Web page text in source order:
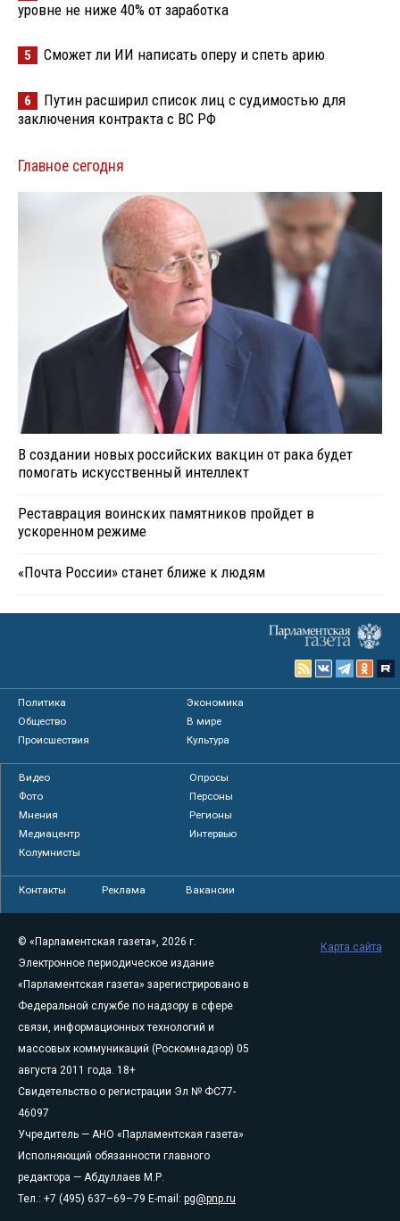
уровне не ниже 40% от заработка
5 Сможет ли ИИ написать оперу и спеть арию
6
Путин расширил список лиц с судимостью для
заключения контракта с ВС РФ
Главное сегодня
В создании новых российских вакцин от рака будет
помогать искусственный интеллект
Реставрация воинских памятников пройдет в
ускоренном режиме
«Почта России» станет ближе к людям
Политика
Экономика
Общество
В мире
Происшествия
Культура
Видео
Опросы
Фото
Персоны
Мнения
Регионы
Медиацентр
Интервью
Колумнисты
Контакты Реклама Вакансии
© «Парламентская газета», 2026 г.
Электронное периодическое издание
«Парламентская газета» зарегистрировано в
Федеральной службе по надзору в сфере
связи, информационных технологий и
массовых коммуникаций (Роскомнадзор) 05
августа 2011 года. 18+
Свидетельство о регистрации Эл № ФС77-
46097
Учредитель — АНО «Парламентская газета»
Исполняющий обязанности главного
редактора — Абдуллаев М.Р.
Тел.: +7 (495) 637–69–79 E-mail: pg@pnp.ru
Карта сайта